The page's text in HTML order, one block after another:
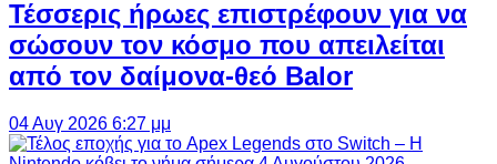
Τέσσερις ήρωες επιστρέφουν για να
σώσουν τον κόσμο που απειλείται
από τον δαίμονα-θεό Balor
04 Αυγ 2026 6:27 μμ